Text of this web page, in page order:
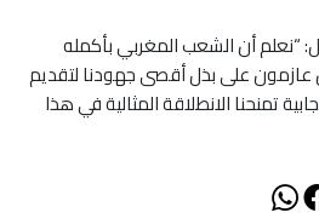
“نعلم أن الشعب المغربي بأكمله
عازمون على بذل أقصى جهودنا لتقديم
تمنحنا الانطلاقة المثالية في هذا